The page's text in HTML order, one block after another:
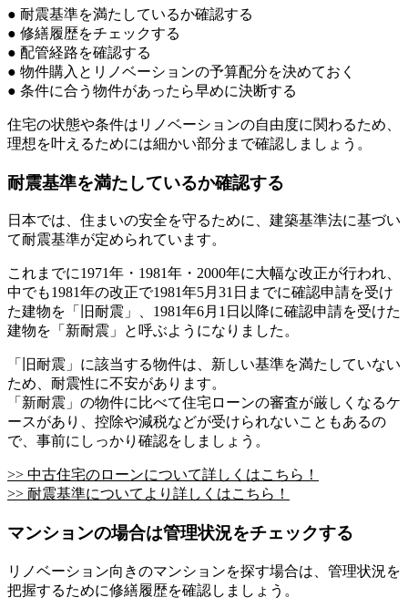
● 耐震基準を満たしているか確認する
● 修繕履歴をチェックする
● 配管経路を確認する
● 物件購入とリノベーションの予算配分を決めておく
● 条件に合う物件があったら早めに決断する
住宅の状態や条件はリノベーションの自由度に関わるため、
理想を叶えるためには細かい部分まで確認しましょう。
耐震基準を満たしているか確認する
日本では、住まいの安全を守るために、建築基準法に基づい
て耐震基準が定められています。
これまでに1971年・1981年・2000年に大幅な改正が行われ、
中でも1981年の改正で1981年5月31日までに確認申請を受け
た建物を「旧耐震」、1981年6月1日以降に確認申請を受けた
建物を「新耐震」と呼ぶようになりました。
「旧耐震」に該当する物件は、新しい基準を満たしていない
ため、耐震性に不安があります。
「新耐震」の物件に比べて住宅ローンの審査が厳しくなるケ
ースがあり、控除や減税などが受けられないこともあるの
で、事前にしっかり確認をしましょう。
>> 中古住宅のローンについて詳しくはこちら！
>> 耐震基準についてより詳しくはこちら！
マンションの場合は管理状況をチェックする
リノベーション向きのマンションを探す場合は、管理状況を
把握するために修繕履歴を確認しましょう。